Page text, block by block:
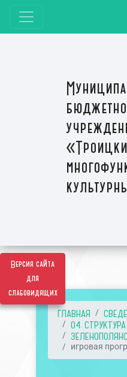
Версия сайта
для
слабовидящих
ГЛАВНАЯ
04.
игровая